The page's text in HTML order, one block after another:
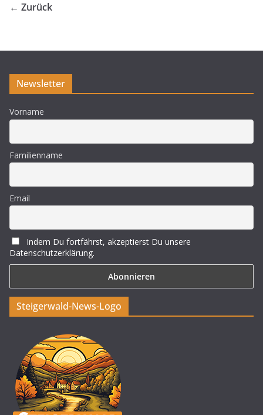
← Zurück
Newsletter
Vorname
Familienname
Email
Indem Du fortfährst, akzeptierst Du unsere
Datenschutzerklärung.
Steigerwald-News-Logo